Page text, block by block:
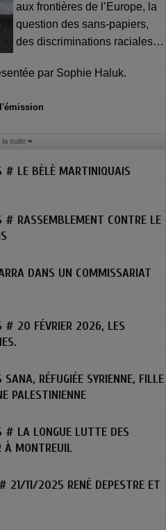
aux frontières de l’Europe, la
question des sans-papiers,
des discriminations raciales…
par Sophie Haluk.
la suite
# LE BÈLÈ MARTINIQUAIS
# RASSEMBLEMENT CONTRE LE
DANS UN COMMISSARIAT
# 20 FÉVRIER 2026, LES
SANA, RÉFUGIÉE SYRIENNE, FILLE
PALESTINIENNE
# LA LONGUE LUTTE DES
À MONTREUIL
21/11/2025 RENÉ DEPESTRE ET